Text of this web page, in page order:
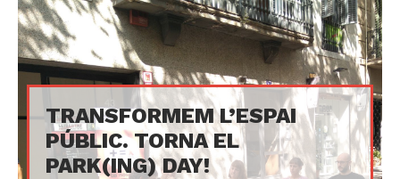
TRANSFORMEM L’ESPAI
PÚBLIC. TORNA EL
PARK(ING) DAY!